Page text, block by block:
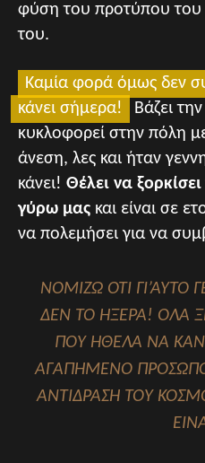
φύση του προτύπου του
του.
Καμία φορά όμως δεν
κάνει σήμερα!
Βάζει
κυκλοφορεί στην πόλη
άνεση, λες και ήταν
κάνει! Θέλει να
γύρω μας και είναι σε
να πολεμήσει για να
ΝΟΜΙΖΩ ΟΤΙ ΓΙ’ΑΥΤΟ
ΔΕΝ ΤΟ ΗΞΕΡΑ! ΟΛΑ
ΠΟΥ ΗΘΕΛΑ ΝΑ
ΑΓΑΠΗΜΕΝΟ ΠΡΟΣΩΠΟ
ΑΝΤΙΔΡΑΣΗ ΤΟΥ